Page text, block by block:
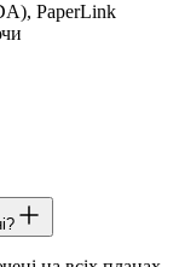
PaperLink